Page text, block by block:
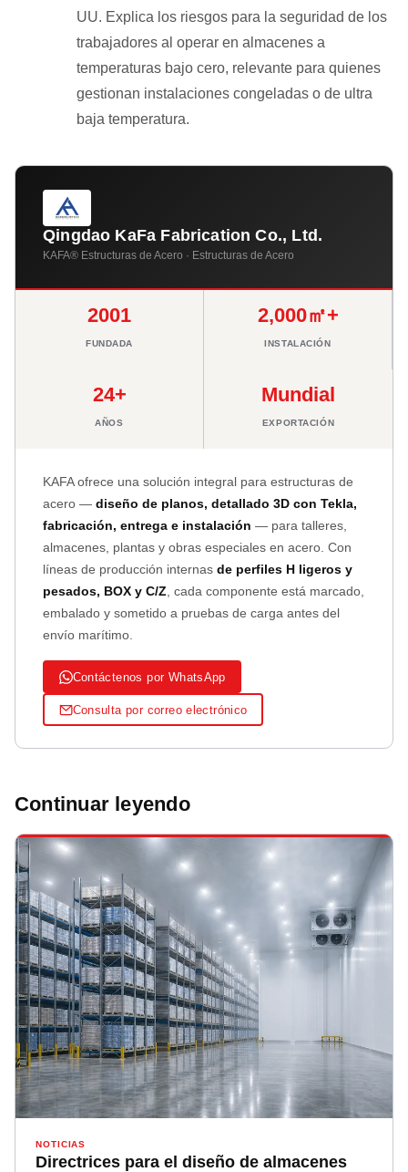
UU. Explica los riesgos para la seguridad de los
trabajadores al operar en almacenes a
temperaturas bajo cero, relevante para quienes
gestionan instalaciones congeladas o de ultra
baja temperatura.
Qingdao KaFa Fabrication Co., Ltd.
KAFA® Estructuras de Acero · Estructuras de Acero
2001
FUNDADA
2,000㎡+
INSTALACIÓN
24+
AÑOS
Mundial
EXPORTACIÓN
KAFA ofrece una solución integral para estructuras de
acero — diseño de planos, detallado 3D con Tekla,
fabricación, entrega e instalación — para talleres,
almacenes, plantas y obras especiales en acero. Con
líneas de producción internas de perfiles H ligeros y
pesados, BOX y C/Z , cada componente está marcado,
embalado y sometido a pruebas de carga antes del
envío marítimo.
Contáctenos por WhatsApp
Consulta por correo electrónico
Continuar leyendo
NOTICIAS
Directrices para el diseño de almacenes